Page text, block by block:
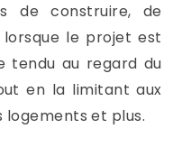
de construire, de
le projet est
tendu au regard du
en la limitant aux
et plus.